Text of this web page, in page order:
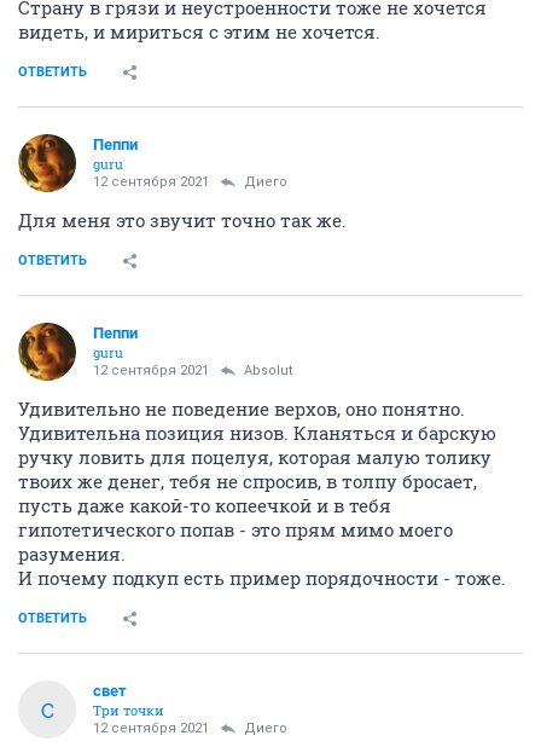
Страну в грязи и неустроенности тоже не хочется
видеть, и мириться с этим не хочется.
ОТВЕТИТЬ
Пeппи
guru
12 сентября 2021 Диего
Для меня это звучит точно так же.
ОТВЕТИТЬ
Пeппи
guru
12 сентября 2021 Absolut
Удивительно не поведение верхов, оно понятно.
Удивительна позиция низов. Кланяться и барскую
ручку ловить для поцелуя, которая малую толику
твоих же денег, тебя не спросив, в толпу бросает,
пусть даже какой-то копеечкой и в тебя
гипотетического попав - это прям мимо моего
разумения.
И почему подкуп есть пример порядочности - тоже.
ОТВЕТИТЬ
С
свет
Три точки
12 сентября 2021 Диего